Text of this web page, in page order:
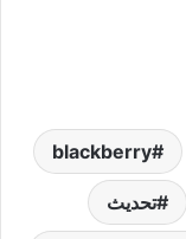
blackberry
تحديث